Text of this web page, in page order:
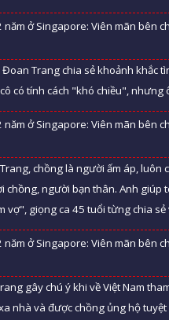
Trang chia sẻ khoảnh khắc
có tính cách "khó chiều",
chồng là người ấm áp,
chồng, người bạn thân. Anh giúp
vợ", giọng ca 45 tuổi từng chia sẻ
gây chú ý khi về Việt Nam
nhà và được chồng ủng hộ